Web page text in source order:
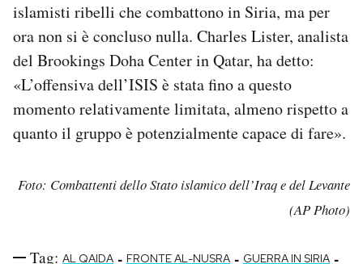
islamisti ribelli che combattono in Siria, ma per
ora non si è concluso nulla. Charles Lister, analista
del Brookings Doha Center in Qatar, ha detto:
«L’offensiva dell’ISIS è stata fino a questo
momento relativamente limitata, almeno rispetto a
quanto il gruppo è potenzialmente capace di fare».
Foto: Combattenti dello Stato islamico dell’Iraq e del Levante
(AP Photo)
Tag: AL QAIDA - FRONTE AL-NUSRA - GUERRA IN SIRIA -